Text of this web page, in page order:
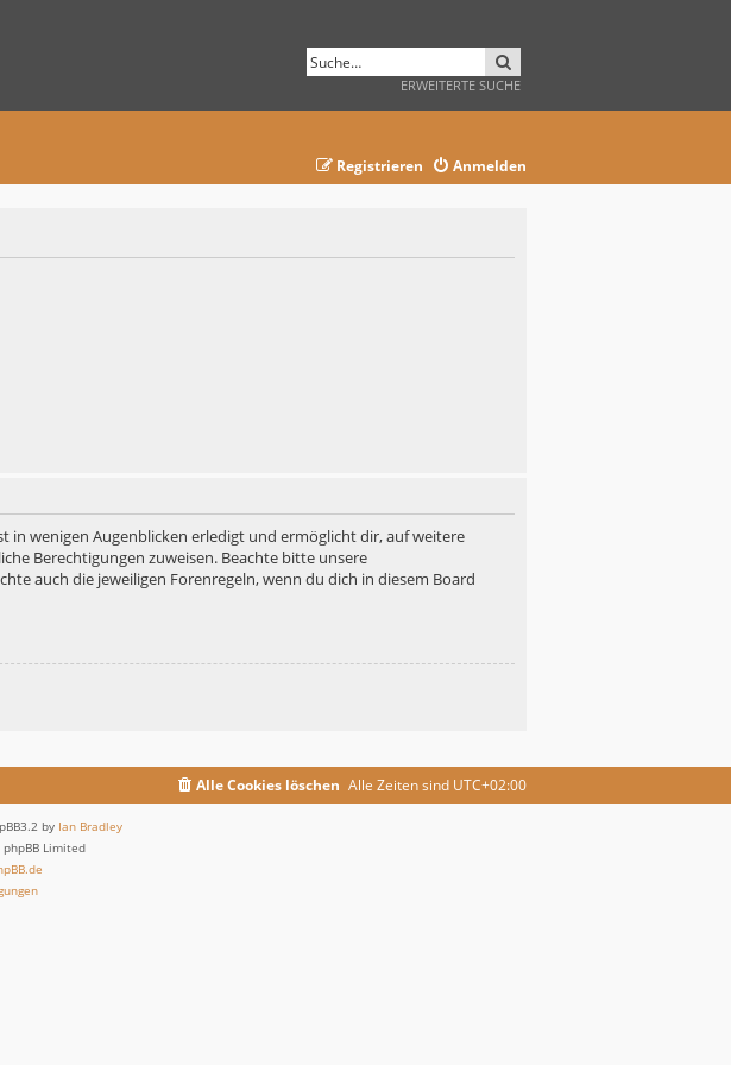
ERWEITERTE SUCHE
Anmelden
Registrieren
in wenigen Augenblicken erledigt und ermöglicht dir, auf weitere
Berechtigungen zuweisen. Beachte bitte unsere
auch die jeweiligen Forenregeln, wenn du dich in diesem Board
Alle Zeiten sind UTC+02:00
Alle Cookies löschen
by Ian Bradley
Limited